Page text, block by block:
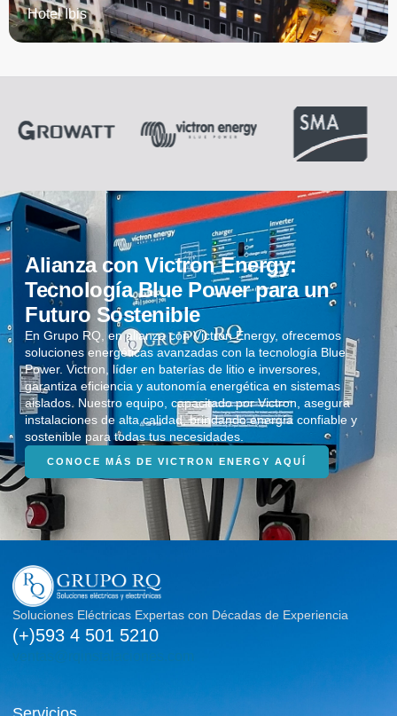
Hotel Ibis
Alianza con Victron Energy:
Tecnología Blue Power para un
Futuro Sostenible
En Grupo RQ, en alianza con Victron Energy, ofrecemos
soluciones energéticas avanzadas con la tecnología Blue
Power. Victron, líder en baterías de litio e inversores,
garantiza eficiencia y autonomía energética en sistemas
aislados. Nuestro equipo, capacitado por Victron, asegura
instalaciones de alta calidad, brindando energía confiable y
sostenible para todas tus necesidades.
CONOCE MÁS DE VICTRON ENERGY AQUÍ
Soluciones Eléctricas Expertas con Décadas de Experiencia
(+)593 4 501 5210